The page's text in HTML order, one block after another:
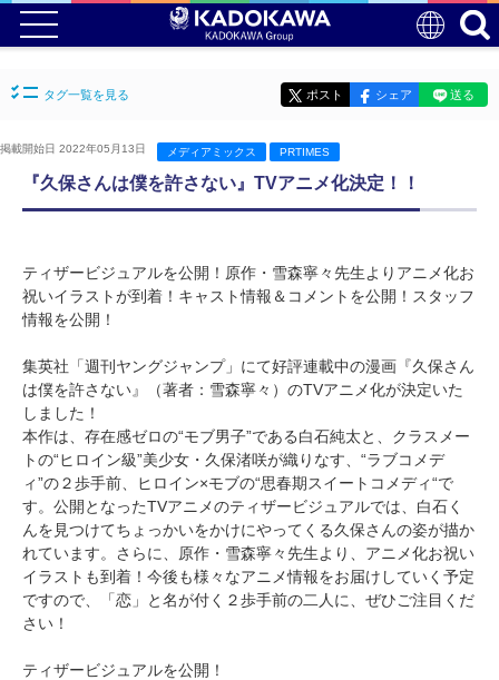
タグ一覧を見る ポスト シェア 送る
掲載開始日 2022年05月13日 メディアミックス PRTIMES
『久保さんは僕を許さない』TVアニメ化決定！！
ティザービジュアルを公開！原作・雪森寧々先生よりアニメ化お
祝いイラストが到着！キャスト情報＆コメントを公開！スタッフ
情報を公開！
集英社「週刊ヤングジャンプ」にて好評連載中の漫画『久保さん
は僕を許さない』（著者：雪森寧々）のTVアニメ化が決定いた
しました！
本作は、存在感ゼロの“モブ男子”である白石純太と、クラスメー
トの“ヒロイン級”美少女・久保渚咲が織りなす、“ラブコメデ
ィ”の２歩手前、ヒロイン×モブの“思春期スイートコメディ“で
す。公開となったTVアニメのティザービジュアルでは、白石く
んを見つけてちょっかいをかけにやってくる久保さんの姿が描か
れています。さらに、原作・雪森寧々先生より、アニメ化お祝い
イラストも到着！今後も様々なアニメ情報をお届けしていく予定
ですので、「恋」と名が付く２歩手前の二人に、ぜひご注目くだ
さい！
ティザービジュアルを公開！